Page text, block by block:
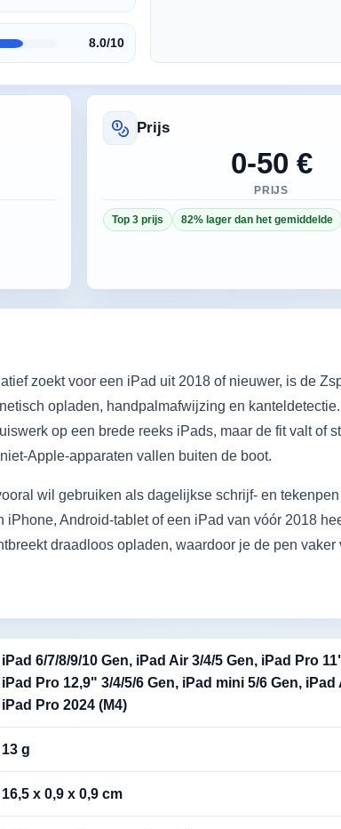
8.0/10
Prijs
0-50 €
PRIJS
Top 3 prijs 82% lager dan het gemiddelde
zoekt voor een iPad uit 2018 of nieuwer, is de
opladen, handpalmafwijzing en
op een brede reeks iPads, maar de fit valt of
Apple-apparaten vallen buiten de boot.
wil gebruiken als dagelijkse schrijf- en
Android-tablet of een iPad van vóór 2018
draadloos opladen, waardoor je de pen vaker
iPad 6/7/8/9/10 Gen, iPad Air 3/4/5 Gen, iPad Pro
iPad Pro 12,9" 3/4/5/6 Gen, iPad mini 5/6 Gen, iPad
iPad Pro 2024 (M4)
13 g
16,5 x 0,9 x 0,9 cm